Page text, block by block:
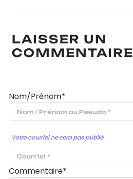
LAISSER UN
COMMENTAIRE
Nom/Prénom*
Votre courriel ne sera pas publié
Commentaire*